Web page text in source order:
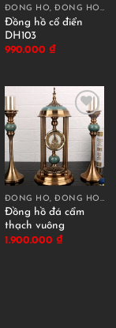
ĐỒNG HỒ, ĐỒNG HỒ CÁT DECOR
Đồng hồ cổ điển
DH103
990.000 ₫
ĐỒNG HỒ, ĐỒNG HỒ CÁT DECOR
Đồng hồ đá cẩm
thạch vuông
1.900.000 ₫